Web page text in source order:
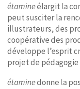
étamineélargit la
peut susciter la
illustrateurs, des
coopérative des
développe l’esprit
projet de
étaminedonne la